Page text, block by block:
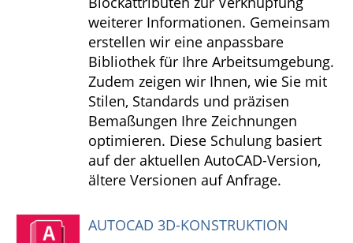
weiterer Informationen. Gemeinsam
erstellen wir eine anpassbare
Bibliothek für Ihre Arbeitsumgebung.
Zudem zeigen wir Ihnen, wie Sie mit
Stilen, Standards und präzisen
Bemaßungen Ihre Zeichnungen
optimieren. Diese Schulung basiert
auf der aktuellen AutoCAD-Version,
ältere Versionen auf Anfrage.
AUTOCAD 3D-KONSTRUKTION